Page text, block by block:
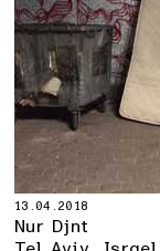
13.04.2018
Nur Djnt